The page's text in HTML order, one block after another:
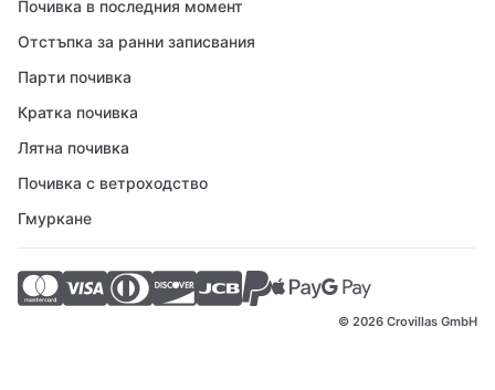
Почивка в последния момент
Отстъпка за ранни записвания
Парти почивка
Кратка почивка
Лятна почивка
Почивка с ветроходство
Гмуркане
© 2026 Crovillas GmbH